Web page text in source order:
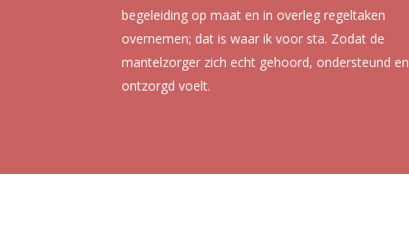
begeleiding op maat en in overleg regeltaken
overnemen; dat is waar ik voor sta. Zodat de
mantelzorger zich echt gehoord, ondersteund en
ontzorgd voelt.